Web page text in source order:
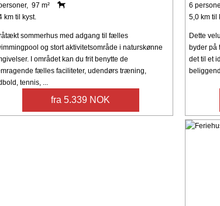
97 m²
km til kyst.
sommerhus med adgang til fælles
og stort aktivitetsområde i naturskønne
I området kan du frit benytte de
fælles faciliteter, udendørs træning,
tennis, ...
fra 5.339 NOK
6
5,0 km til
Dette
byder på
det til et